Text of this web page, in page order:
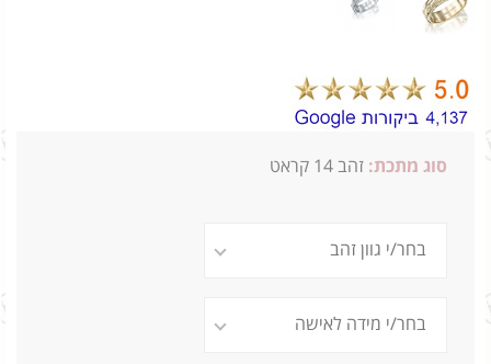
סוג מתכת: זהב 14 קראט